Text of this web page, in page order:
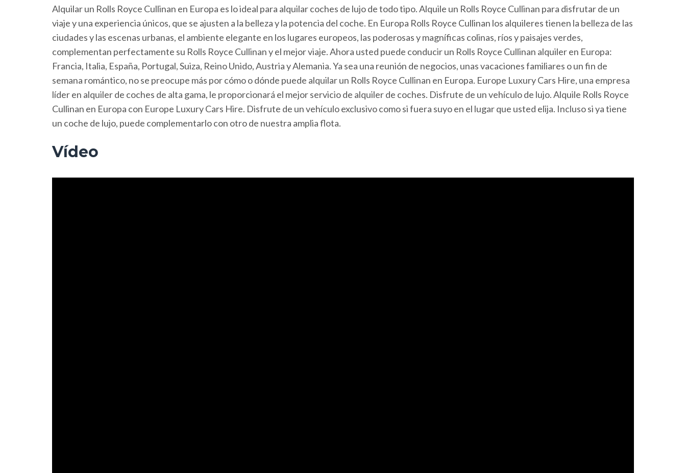
Alquilar un Rolls Royce Cullinan en Europa es lo ideal para alquilar coches de lujo de todo tipo. Alquile un Rolls Royce Cullinan para disfrutar de un
viaje y una experiencia únicos, que se ajusten a la belleza y la potencia del coche. En Europa Rolls Royce Cullinan los alquileres tienen la belleza de las
ciudades y las escenas urbanas, el ambiente elegante en los lugares europeos, las poderosas y magníficas colinas, ríos y paisajes verdes,
complementan perfectamente su Rolls Royce Cullinan y el mejor viaje. Ahora usted puede conducir un Rolls Royce Cullinan alquiler en Europa:
Francia, Italia, España, Portugal, Suiza, Reino Unido, Austria y Alemania. Ya sea una reunión de negocios, unas vacaciones familiares o un fin de
semana romántico, no se preocupe más por cómo o dónde puede alquilar un Rolls Royce Cullinan en Europa. Europe Luxury Cars Hire, una empresa
líder en alquiler de coches de alta gama, le proporcionará el mejor servicio de alquiler de coches. Disfrute de un vehículo de lujo. Alquile Rolls Royce
Cullinan en Europa con Europe Luxury Cars Hire. Disfrute de un vehículo exclusivo como si fuera suyo en el lugar que usted elija. Incluso si ya tiene
un coche de lujo, puede complementarlo con otro de nuestra amplia flota.
Vídeo